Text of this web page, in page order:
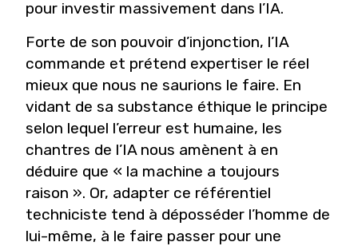
pour investir massivement dans l’IA.
Forte de son pouvoir d’injonction, l’IA
commande et prétend expertiser le réel
mieux que nous ne saurions le faire. En
vidant de sa substance éthique le principe
selon lequel l’erreur est humaine, les
chantres de l’IA nous amènent à en
déduire que « la machine a toujours
raison ». Or, adapter ce référentiel
techniciste tend à déposséder l’homme de
lui-même, à le faire passer pour une